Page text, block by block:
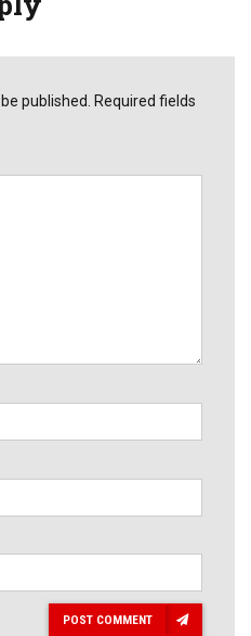
published. Required fields
POST COMMENT